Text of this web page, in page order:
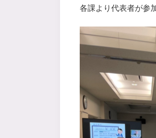
各課より代表者が参